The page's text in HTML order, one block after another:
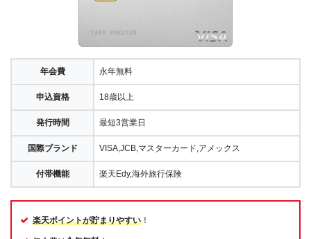
年会費 永年無料
申込資格 18歳以上
発行時間 最短3営業日
国際ブランド VISA,JCB,マスターカード,アメックス
付帯機能 楽天Edy,海外旅行保険
楽天ポイントが貯まりやすい ！